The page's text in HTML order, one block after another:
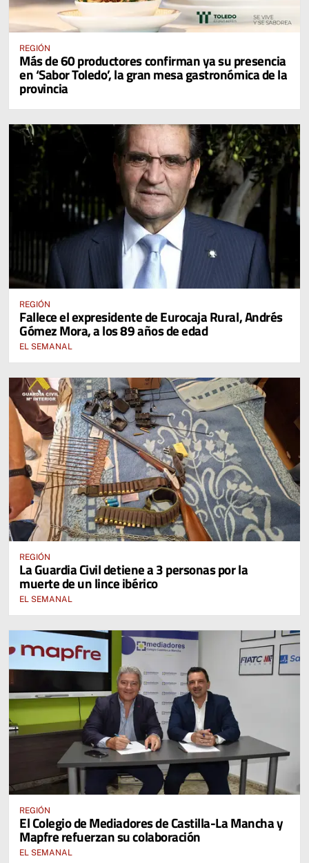
REGIÓN
Más de 60 productores confirman ya su presencia
en ‘Sabor Toledo’, la gran mesa gastronómica de la
provincia
REGIÓN
Fallece el expresidente de Eurocaja Rural, Andrés
Gómez Mora, a los 89 años de edad
EL SEMANAL
REGIÓN
La Guardia Civil detiene a 3 personas por la
muerte de un lince ibérico
EL SEMANAL
REGIÓN
El Colegio de Mediadores de Castilla-La Mancha y
Mapfre refuerzan su colaboración
EL SEMANAL